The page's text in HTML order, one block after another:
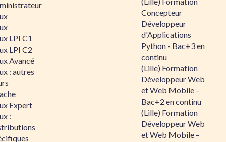
LPI C1
LPI C2
Avancé
: autres
Expert
:
Concepteur
Développeur
d'Applications
Python - Bac+3 en
continu
(Lille) Formation
Développeur Web
et Web Mobile –
Bac+2 en continu
(Lille) Formation
Développeur Web
et Web Mobile –